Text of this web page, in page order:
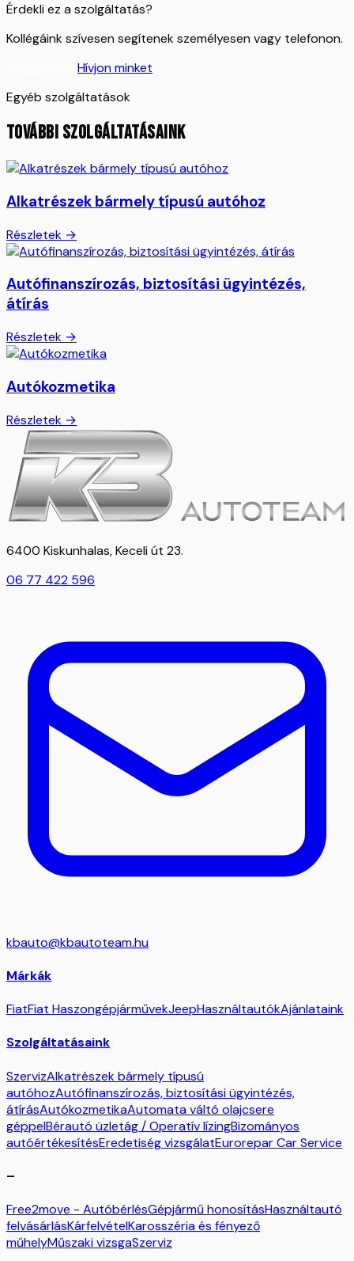
Érdekli ez a szolgáltatás?
Kollégáink szívesen segítenek személyesen vagy telefonon.
Hívjon minket
Egyéb szolgáltatások
TOVÁBBI SZOLGÁLTATÁSAINK
Alkatrészek bármely típusú autóhoz
Részletek →
Autófinanszírozás, biztosítási ügyintézés,
átírás
Részletek →
Autókozmetika
Részletek →
6400 Kiskunhalas, Keceli út 23.
06 77 422 596
kbauto@kbautoteam.hu
Márkák
FiatFiat HaszongépjárművekJeepHasználtautókAjánlataink
Szolgáltatásaink
SzervizAlkatrészek bármely típusú
autóhozAutófinanszírozás, biztosítási ügyintézés,
átírásAutókozmetikaAutomata váltó olajcsere
géppelBérautó üzletág / Operatív lízingBizományos
autóértékesítésEredetiség vizsgálatEurorepar Car Service
–
Free2move - AutóbérlésGépjármű honosításHasználtautó
felvásárlásKárfelvételKarosszéria és fényező
műhelyMűszaki vizsgaSzerviz